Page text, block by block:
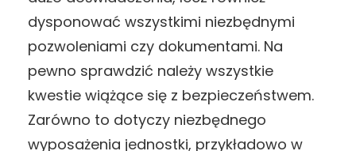
dysponować wszystkimi niezbędnymi
pozwoleniami czy dokumentami. Na
pewno sprawdzić należy wszystkie
kwestie wiążące się z bezpieczeństwem.
Zarówno to dotyczy niezbędnego
wyposażenia jednostki, przykładowo w